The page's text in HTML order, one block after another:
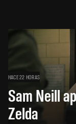
HACE 22 HORAS
Sam Neill
Zelda